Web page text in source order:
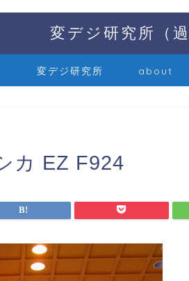
変デジ研究所（
変デジ研究所 about
カ EZ F924